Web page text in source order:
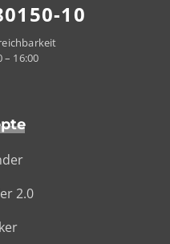
10
– 16:00
2.0